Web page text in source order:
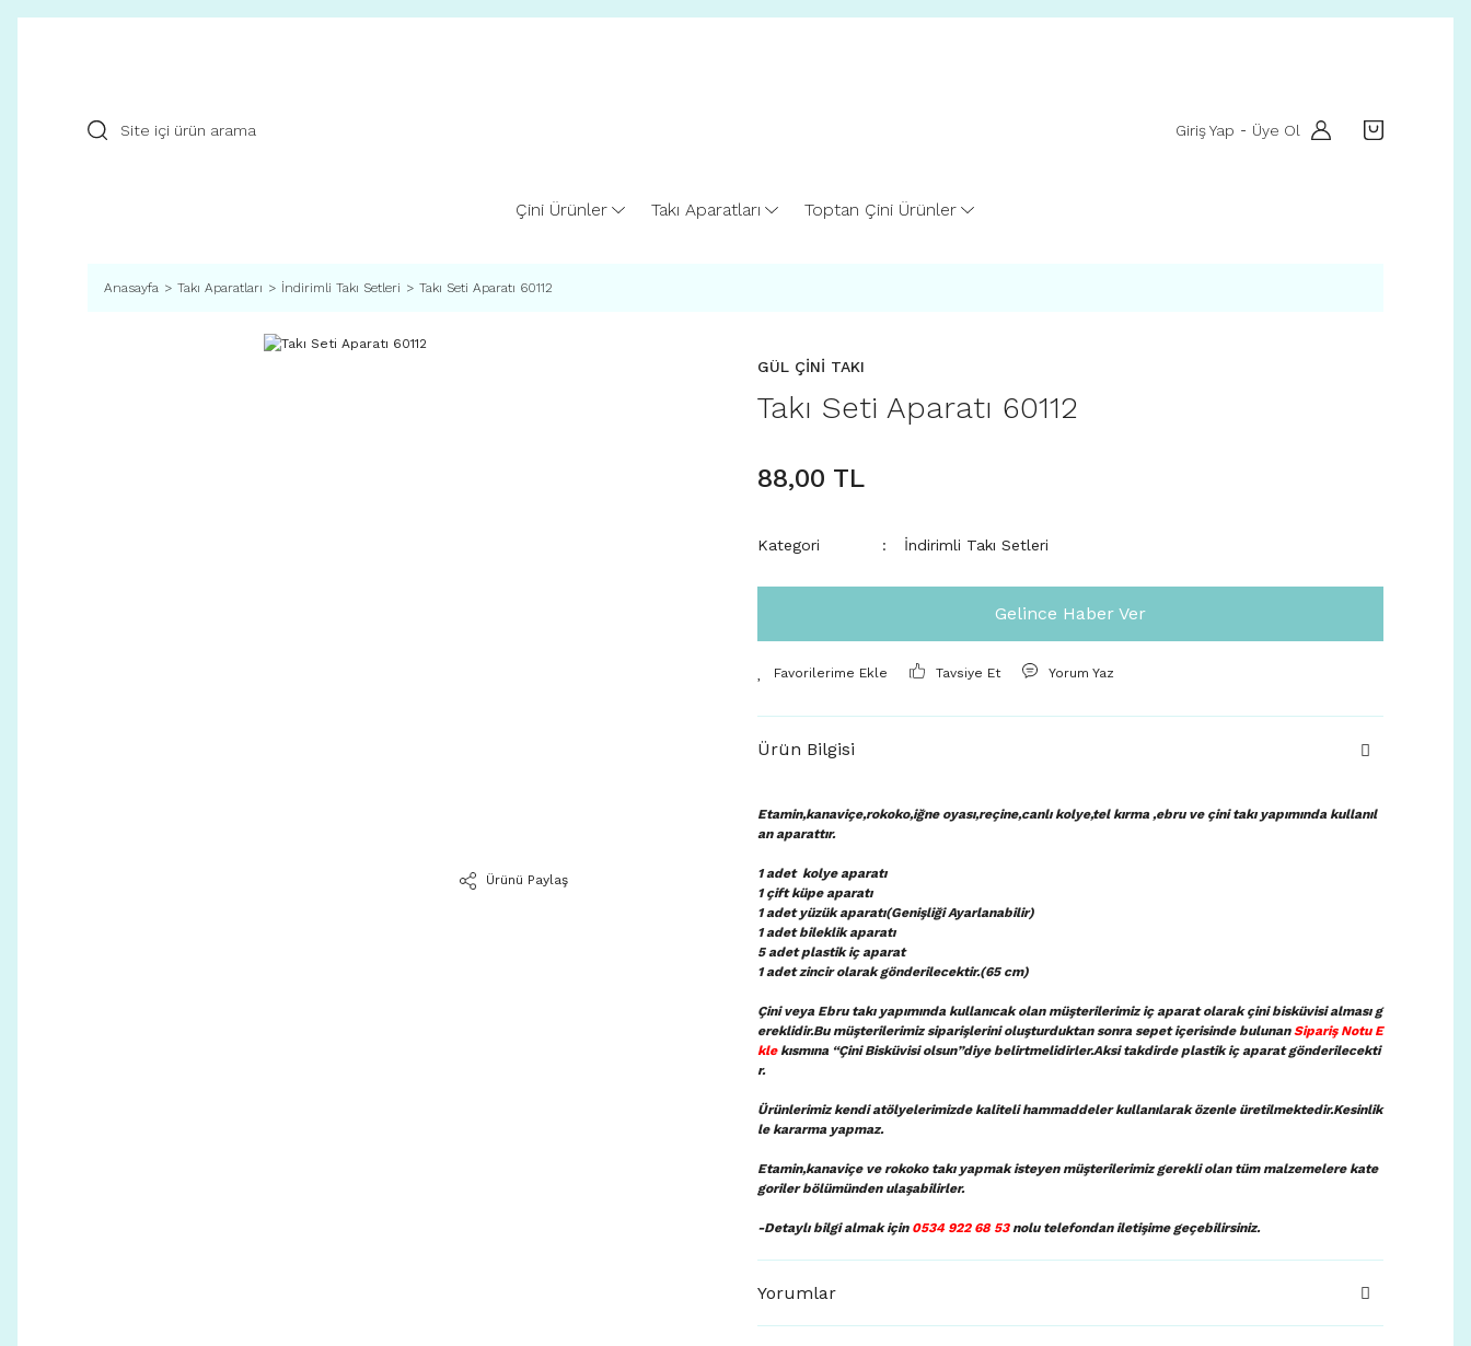
Giriş Yap - Üye Ol
Çini Ürünler Takı Aparatları Toptan Çini Ürünler
Anasayfa Takı Aparatları İndirimli Takı Setleri Takı Seti Aparatı 60112
Ürünü Paylaş
GÜL ÇİNİ TAKI
Takı Seti Aparatı 60112
88,00 TL
Kategori İndirimli Takı Setleri
Gelince Haber Ver
Tavsiye Et Yorum Yaz
Ürün Bilgisi
Etamin,kanaviçe,rokoko,iğne oyası,reçine,canlı kolye,tel kırma ,ebru ve çini takı yapımında kullanıl
an aparattır.
1 adet kolye aparatı
1 çift küpe aparatı
1 adet yüzük aparatı(Genişliği Ayarlanabilir)
1 adet bileklik aparatı
5 adet plastik iç aparat
1 adet zincir olarak gönderilecektir.(65 cm)
Çini veya Ebru takı yapımında kullanıcak olan müşterilerimiz iç aparat olarak çini bisküvisi alması g
ereklidir.Bu müşterilerimiz siparişlerini oluşturduktan sonra sepet içerisinde bulunanSipariş Notu E
klekısmına “Çini Bisküvisi olsun”diye belirtmelidirler.Aksi takdirde plastik iç aparat gönderilecekti
r.
Ürünlerimiz kendi atölyelerimizde kaliteli hammaddeler kullanılarak özenle üretilmektedir.Kesinlik
le kararma yapmaz.
Etamin,kanaviçe ve rokoko takı yapmak isteyen müşterilerimiz gerekli olan tüm malzemelere kate
goriler bölümünden ulaşabilirler.
-Detaylı bilgi almak için 0534 922 68 53nolu telefondan iletişime geçebilirsiniz.
Yorumlar